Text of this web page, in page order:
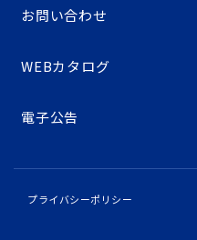
お問い合わせ
WEBカタログ
電子公告
プライバシーポリシー